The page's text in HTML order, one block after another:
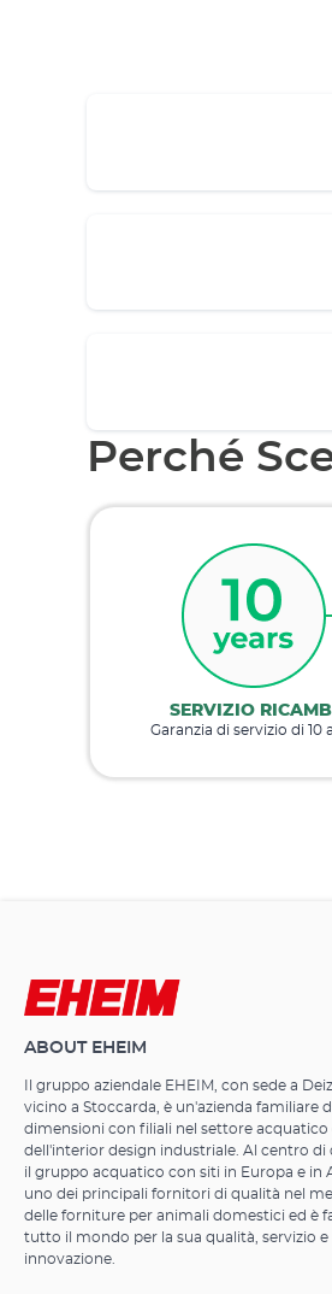
Perché
SERVIZIO RICAMBI
Garanzia di servizio di 10
ABOUT EHEIM
Il gruppo aziendale EHEIM, con sede a
vicino a Stoccarda, è un'azienda familiare
dimensioni con filiali nel settore acquatico
dell'interior design industriale. Al centro di
il gruppo acquatico con siti in Europa e in
uno dei principali fornitori di qualità nel
delle forniture per animali domestici ed è
tutto il mondo per la sua qualità, servizio e
innovazione.